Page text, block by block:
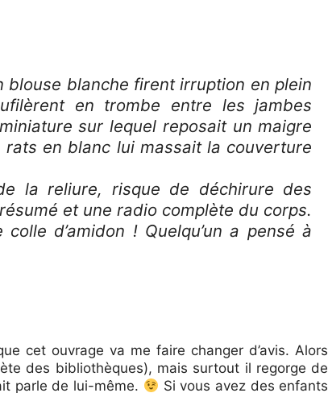
blouse blanche firent irruption en plein
en trombe entre les jambes
sur lequel reposait un maigre
rats en blanc lui massait la couverture
la reliure, risque de déchirure des
et une radio complète du corps.
d’amidon ! Quelqu’un a pensé à
cet ouvrage va me faire changer d’avis. Alors
des bibliothèques), mais surtout il regorge de
parle de lui-même.
Si vous avez des enfants